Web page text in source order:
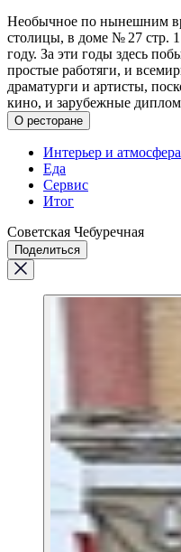
Необычное по нынешним
столицы, в доме № 27 стр.
году. За эти годы здесь
простые работяги, и
драматурги и артисты,
кино, и зарубежные
О ресторане
Интерьер и атмосфера
Еда
Сервис
Итог
Советская Чебуречная
Поделиться